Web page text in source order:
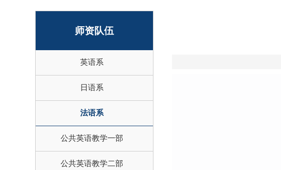
师资队伍
英语系
日语系
法语系
公共英语教学一部
公共英语教学二部